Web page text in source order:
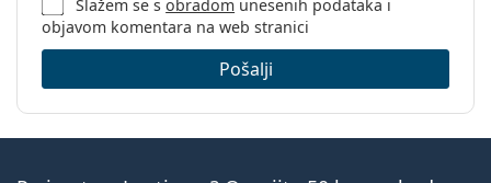
Slažem se sobradom unesenih podataka i
objavom komentara na web stranici
Pošalji